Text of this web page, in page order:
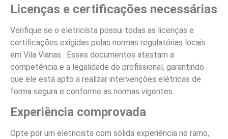
Licenças e certificações necessárias
Verifique se o eletricista possui todas as licenças e
certificações exigidas pelas normas regulatórias locais
em Vila Vianas . Esses documentos atestam a
competência e a legalidade do profissional, garantindo
que ele está apto a realizar intervenções elétricas de
forma segura e conforme as normas vigentes.
Experiência comprovada
Opte por um eletricista com sólida experiência no ramo,